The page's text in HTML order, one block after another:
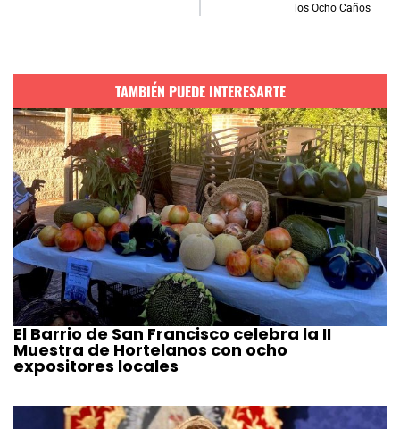
los Ocho Caños
TAMBIÉN PUEDE INTERESARTE
El Barrio de San Francisco celebra la II
Muestra de Hortelanos con ocho
expositores locales